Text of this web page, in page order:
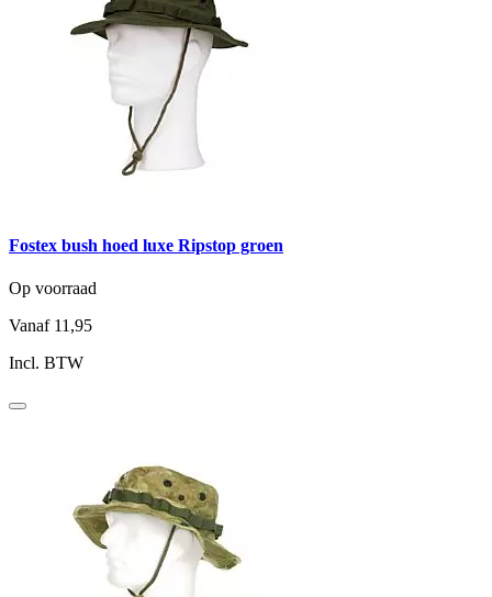
Fostex bush hoed luxe Ripstop groen
Op voorraad
Vanaf 11,95
Incl. BTW